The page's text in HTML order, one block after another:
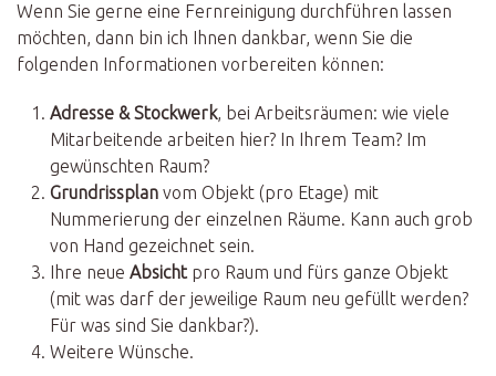
Wenn Sie gerne eine Fernreinigung durchführen lassen
möchten, dann bin ich Ihnen dankbar, wenn Sie die
folgenden Informationen vorbereiten können:
Adresse & Stockwerk, bei Arbeitsräumen: wie viele
Mitarbeitende arbeiten hier? In Ihrem Team? Im
gewünschten Raum?
Grundrissplan vom Objekt (pro Etage) mit
Nummerierung der einzelnen Räume. Kann auch grob
von Hand gezeichnet sein.
Ihre neue Absicht pro Raum und fürs ganze Objekt
(mit was darf der jeweilige Raum neu gefüllt werden?
Für was sind Sie dankbar?).
Weitere Wünsche.